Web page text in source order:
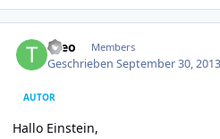
theo Members
GeschriebenSeptember 30,
AUTOR
Hallo Einstein,